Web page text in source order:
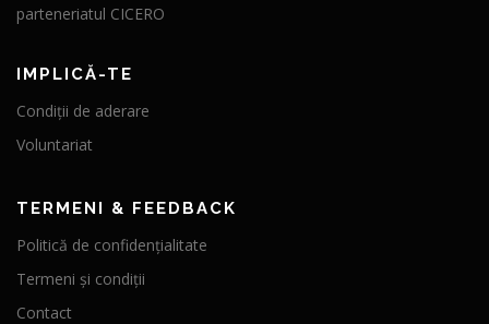
parteneriatul CICERO
IMPLICĂ-TE
Condiții de aderare
Voluntariat
TERMENI & FEEDBACK
Politică de confidențialitate
Termeni și condiții
Contact